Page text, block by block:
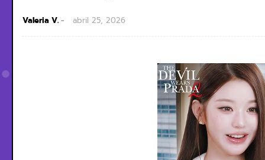
Valeria V. abril 25, 2026